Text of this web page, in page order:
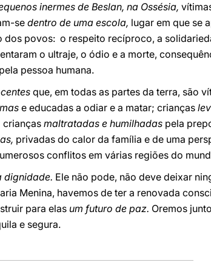
inermes de Beslan, na Ossésia,
se dentro de uma escola, lugar em que se
dos povos: o respeito recíproco, a
o ultraje, o ódio e a morte,
pessoa humana.
que, em todas as partes da terra, são
e educadas a odiar e a matar; crianças
crianças maltratadas e humilhadas pela
privadas do calor da família e de uma
conflitos em várias regiões do
dignidade. Ele não pode, não deve deixar
Menina, havemos de ter a renovada
para elas um futuro de paz. Oremos
e segura.